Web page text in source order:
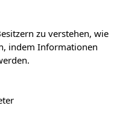
zu verstehen, wie
indem Informationen